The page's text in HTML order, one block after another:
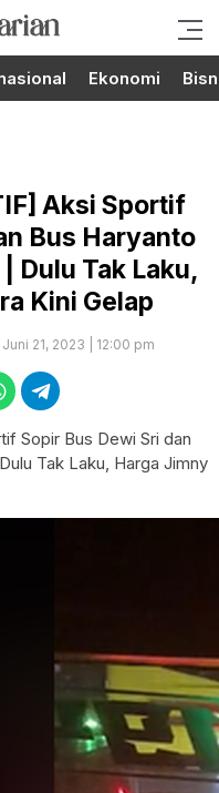
Redaksi
Ekonomi
Aksi Sportif
Bus Haryanto
Dulu Tak Laku,
Kini Gelap
21, 2023 | 12:00 pm